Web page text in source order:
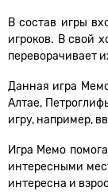
В состав игры
игроков. В свой
переворачивает
Данная игра
Алтае,
игру, например,
Игра Мемо
интересными
интересна и